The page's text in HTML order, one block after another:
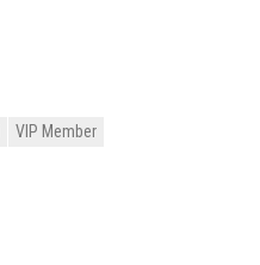
VIP Member